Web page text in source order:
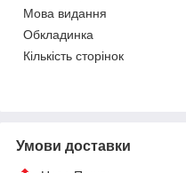
Мова видання
Обкладинка
Кількість сторінок
Умови доставки